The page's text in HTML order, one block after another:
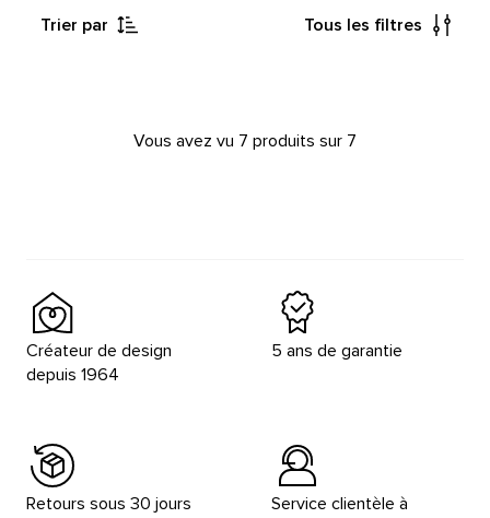
Trier par Tous les filtres
Vous avez vu 7 produits sur 7
Créateur de design
depuis 1964
5 ans de garantie
Retours sous 30 jours
Service clientèle à